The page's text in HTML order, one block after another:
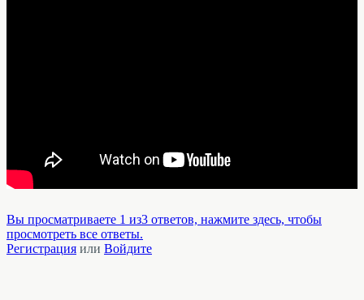
Вы просматриваете 1 из3 ответов, нажмите здесь, чтобы
просмотреть все ответы.
Регистрация или Войдите